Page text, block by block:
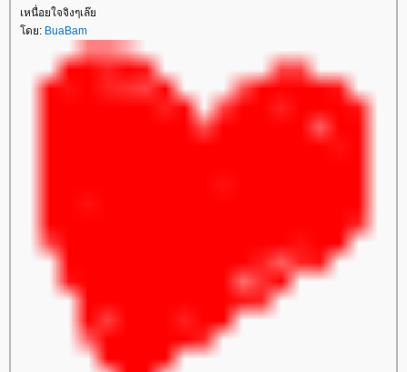
เหนื่อยใจจิงๆเล๊
ดย: BuaBam